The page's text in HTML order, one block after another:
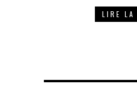
LIRE LA